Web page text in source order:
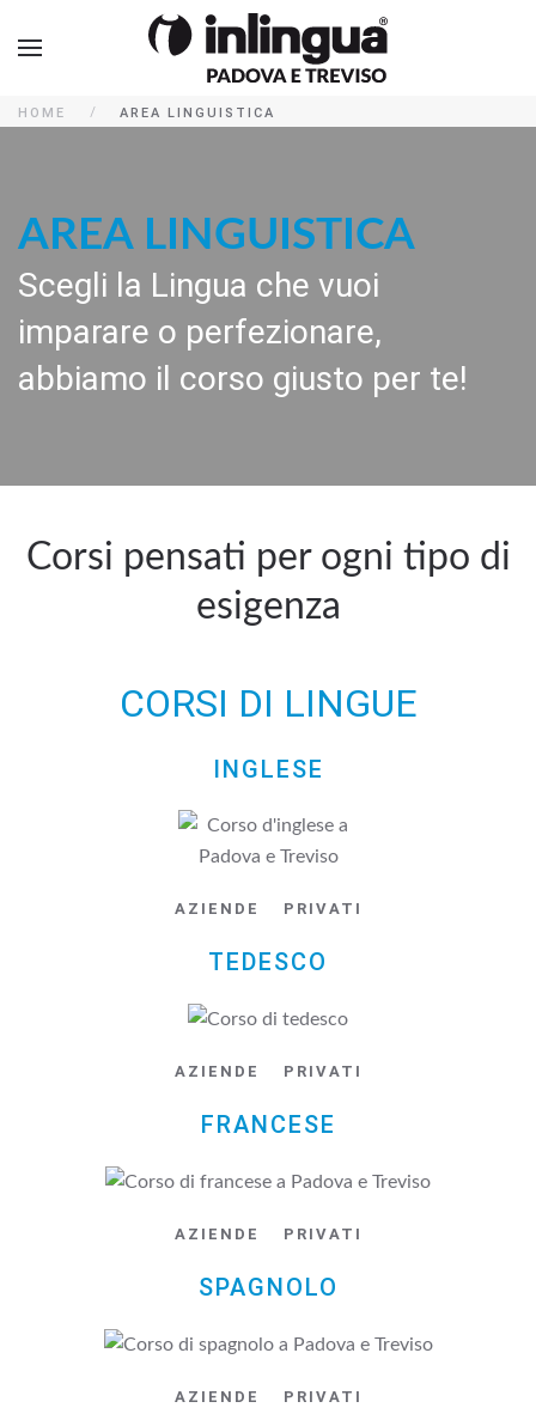
HOME AREA LINGUISTICA
AREA LINGUISTICA
Scegli la Lingua che vuoi
imparare o perfezionare,
abbiamo il corso giusto per te!
Corsi pensati per ogni tipo di
esigenza
CORSI DI LINGUE
INGLESE
AZIENDE PRIVATI
TEDESCO
AZIENDE PRIVATI
FRANCESE
AZIENDE PRIVATI
SPAGNOLO
AZIENDE PRIVATI